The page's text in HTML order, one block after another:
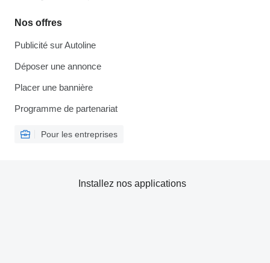
Nos offres
Publicité sur Autoline
Déposer une annonce
Placer une bannière
Programme de partenariat
Pour les entreprises
Installez nos applications